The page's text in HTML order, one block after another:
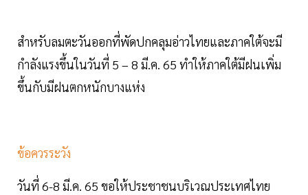
สำหรับลมตะวันออกที่พัดปกคลุมอ่าวไทยและภาคใต้จะมี
กำลังแรงขึ้นในวันที่ 5 – 8 มี.ค. 65 ทำให้ภาคใต้มีฝนเพิ่ม
ขึ้นกับมีฝนตกหนักบางแห่ง
ข้อควรระวัง
วันที่ 6-8 มี.ค. 65 ขอให้ประชาชนบริเวณประเทศไทย